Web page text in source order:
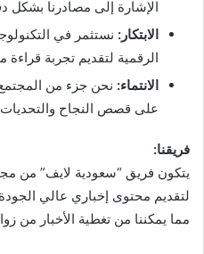
الإشارة إلى مصادرنا بشكل
الابتكار: نستثمر في
الرقمية لتقديم تجربة قراءة
الانتماء: نحن جزء من
على قصص النجاح والتحديات
فريقنا:
يتكون فريق “سعودية لايف” من
لتقديم محتوى إخباري عالي الجودة.
مما يمكننا من تغطية الأخبار من